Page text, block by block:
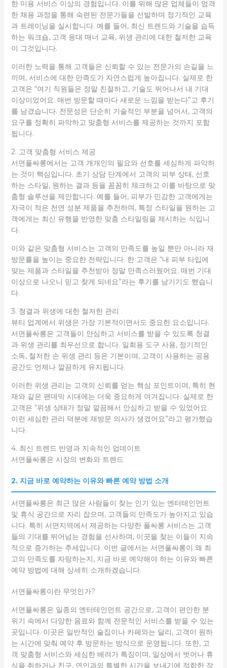
한 미용 서비스 이상의 경험입니다. 이를 위해 많은 업체들이 엄격
한 채용 과정을 통해 숙련된 전문가들을 선발하며 정기적인 교육
과 트레이닝을 실시합니다. 예를 들어, 최신 트렌드와 기술을 습득
하는 워크숍, 고객 응대 매너 교육, 위생 관리에 대한 철저한 교육
이 그것입니다.
이러한 노력을 통해 고객들은 신뢰할 수 있는 전문가의 손길을 느
끼며, 서비스에 대한 만족도가 자연스럽게 높아집니다. 실제로 한
고객은 “여기 직원들은 정말 친절하고, 기술도 뛰어나서 내 기대
이상이었어요. 매번 방문할 때마다 새로운 느낌을 받는다”고 후기
를 남겼습니다. 전문성은 단순히 기술적인 부분을 넘어서, 고객의
요구를 정확히 파악하고 맞춤형 서비스를 제공하는 것까지 포함
됩니다.
2. 고객 맞춤형 서비스 제공
서면풀싸롱에서는 고객 개개인의 필요와 선호를 세심하게 파악하
는 것이 핵심입니다. 초기 상담 단계에서 고객의 피부 상태, 선호
하는 스타일, 원하는 결과 등을 꼼꼼히 체크하고 이를 바탕으로 맞
춤형 솔루션을 제안합니다. 예를 들어, 피부가 민감한 고객에게는
자극이 적은 천연 성분 제품을 추천하며, 특정 스타일을 원하는 고
객에게는 최신 유행을 반영한 맞춤 스타일링을 제시하는 식입니
다.
이와 같은 맞춤형 서비스는 고객의 만족도를 높일 뿐만 아니라 재
방문률을 높이는 중요한 전략입니다. 한 고객은 “내 피부 타입에
맞는 제품과 스타일을 추천받아 정말 만족스러웠어요. 매번 기대
이상으로 나오니 믿고 찾게 되네요”라는 후기를 남기기도 했습니
다.
3. 청결과 위생에 대한 철저한 관리
뷰티 업계에서 위생은 가장 기본적이면서도 중요한 요소입니다.
서면풀싸롱은 고객들이 안심하고 서비스를 받을 수 있도록 청결
과 위생 관리를 최우선으로 합니다. 일회용 도구 사용, 정기적인
소독, 철저한 손 위생 관리 등은 기본이며, 고객이 사용하는 공용
공간도 언제나 깔끔하게 유지됩니다.
이러한 위생 관리는 고객의 신뢰를 얻는 핵심 포인트이며, 특히 현
재와 같은 팬데믹 시대에는 더욱 중요하게 여겨집니다. 실제로 한
고객은 “위생 상태가 정말 깔끔해서 안심하고 받을 수 있었어요.
이런 세심한 관리 덕분에 재방문 의사가 생겼어요”라고 평가했습
니다.
4. 최신 트렌드 반영과 지속적인 업데이트
서면풀싸롱은 시장의 변화와 트렌드
2. 지금 바로 예약하는 이유와 빠른 예약 방법 소개
서면풀싸롱은 최근 많은 사람들이 찾는 인기 있는 엔터테인먼트
및 휴식 공간으로 자리 잡으며, 고객들의 만족도가 높아지고 있습
니다. 특히 서면지역에서 제공하는 다양한 풀싸롱 서비스는 고객
들의 기대를 뛰어넘는 경험을 선사하며, 이곳을 찾는 이들이 지속
적으로 증가하는 추세입니다. 이번 글에서는 서면풀싸롱이 왜 최
고의 만족도를 자랑하는지, 지금 바로 예약해야 하는 이유와 빠른
예약 방법에 대해 상세히 소개하겠습니다.
서면풀싸롱이란 무엇인가?
서면풀싸롱은 일종의 엔터테인먼트 공간으로, 고객이 편안한 분
위기 속에서 다양한 음료와 함께 전문적인 서비스를 받을 수 있는
곳입니다. 이곳은 일반적인 술집이나 카페와는 달리, 고객이 원하
는 시간에 맞춰 예약 후 방문하는 방식으로 운영됩니다. 또한, 고
객 맞춤형 서비스와 세심한 배려가 특징이며, 일상에서 벗어나 휴
식을 취하거나 친구, 연인과의 특별한 시간을 보내기에 적합한 장